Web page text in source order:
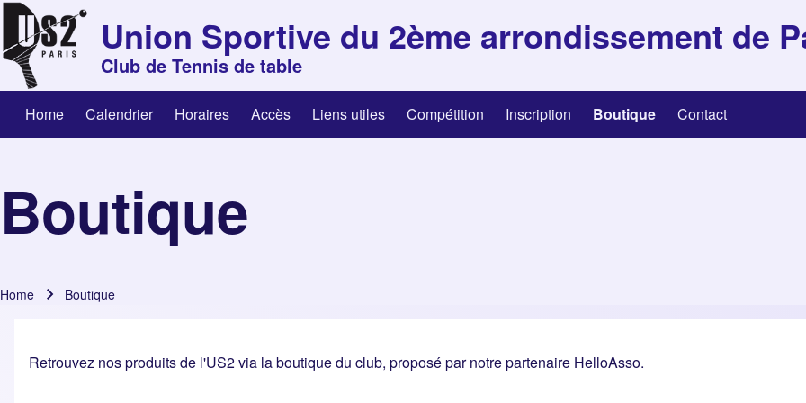
Skip to header
Skip to main navigation
Skip to main content
Skip to footer
Search
Union Sportive du 2ème arrondissement de
Club de Tennis de table
Navigation principale
Home Calendrier Horaires Accès Liens utiles Compétition Inscription Boutique Contact
Boutique
Home Boutique
Retrouvez nos produits de l'US2 via la boutique du club, proposé par notre partenaire HelloAsso.